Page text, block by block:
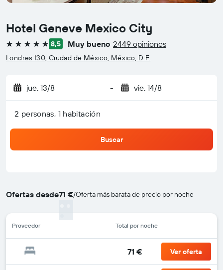
Hotel Geneve Mexico City
5 estrellas 8,5 Muy bueno 2449 opiniones
Londres 130, Ciudad de México, México, D.F.
jue. 13/8 - vie. 14/8
2 personas, 1 habitación
Buscar
Ofertas desde71 €/Oferta más barata de precio por noche
Proveedor Total por noche
71 € Ver oferta